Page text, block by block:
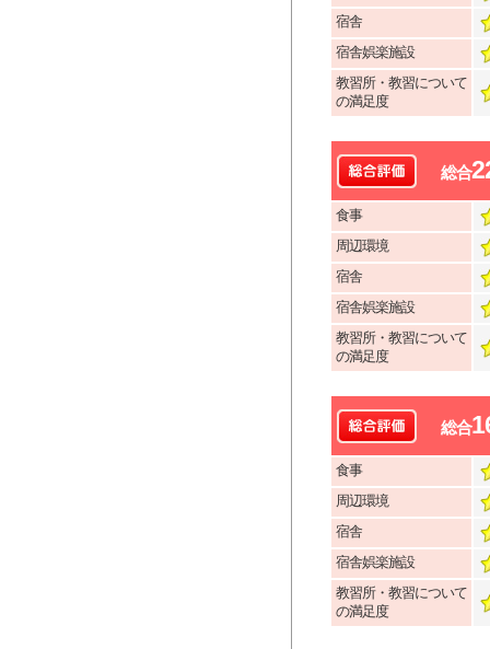
宿舎
宿舎娯楽施設
教習所・教習について
の満足度
総合
食事
周辺環境
宿舎
宿舎娯楽施設
教習所・教習について
の満足度
総合
食事
周辺環境
宿舎
宿舎娯楽施設
教習所・教習について
の満足度